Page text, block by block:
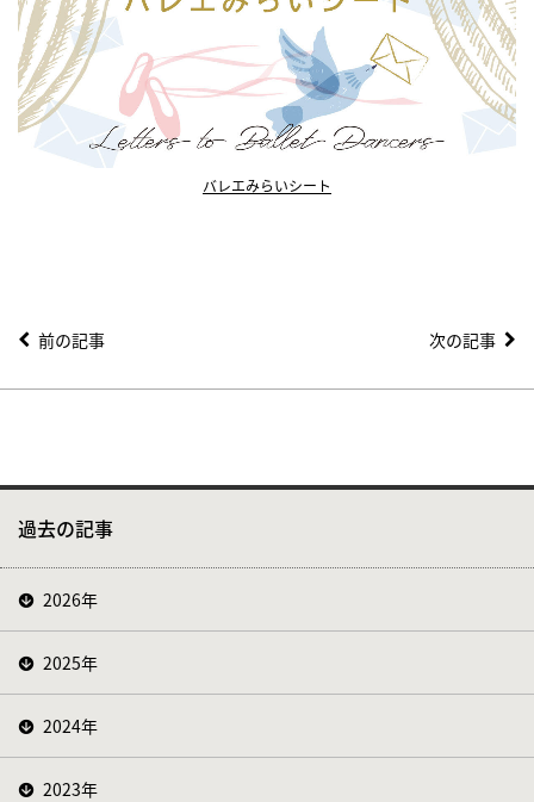
バレエみらいシート
前の記事 次の記事
過去の記事
2026年
2025年
2024年
2023年